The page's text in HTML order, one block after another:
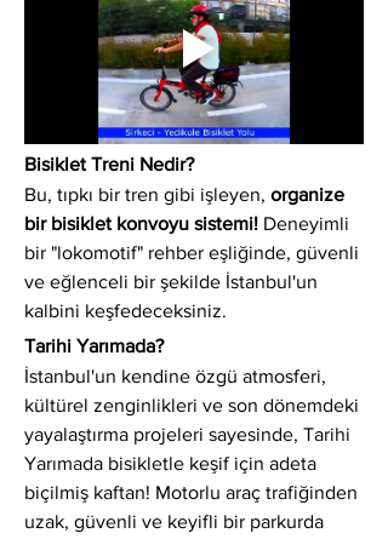
Bisiklet Treni Nedir?
Bu, tıpkı bir tren gibi işleyen, organize
bir bisiklet konvoyu sistemi! Deneyimli
bir "lokomotif" rehber eşliğinde, güvenli
ve eğlenceli bir şekilde İstanbul'un
kalbini keşfedeceksiniz.
Tarihi Yarımada?
İstanbul'un kendine özgü atmosferi,
kültürel zenginlikleri ve son dönemdeki
yayalaştırma projeleri sayesinde, Tarihi
Yarımada bisikletle keşif için adeta
biçilmiş kaftan! Motorlu araç trafiğinden
uzak, güvenli ve keyifli bir parkurda